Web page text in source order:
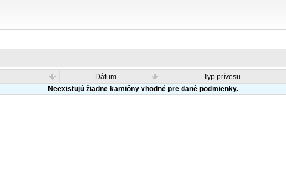
Dátum Typ prívesu
Neexistujú žiadne kamióny vhodné pre dané podmienky.